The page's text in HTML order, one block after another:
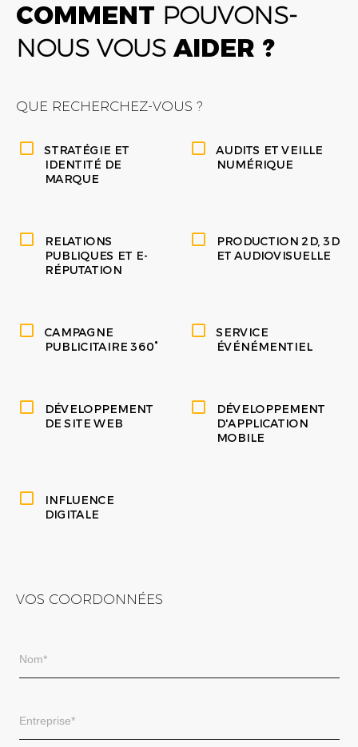
COMMENT POUVONS-
NOUS VOUS AIDER ?
QUE RECHERCHEZ-VOUS ?
STRATÉGIE ET
IDENTITÉ DE
MARQUE
AUDITS ET VEILLE
NUMÉRIQUE
RELATIONS
PUBLIQUES ET E-
RÉPUTATION
PRODUCTION 2D, 3D
ET AUDIOVISUELLE
CAMPAGNE
PUBLICITAIRE 360°
SERVICE
ÉVÉNÉMENTIEL
DÉVELOPPEMENT
DE SITE WEB
DÉVELOPPEMENT
D'APPLICATION
MOBILE
INFLUENCE
DIGITALE
VOS COORDONNÉES